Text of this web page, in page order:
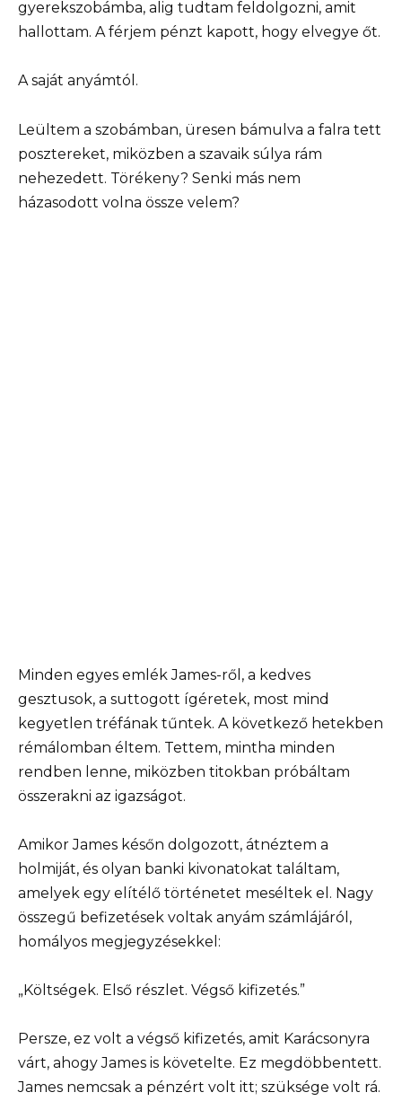
gyerekszobámba, alig tudtam feldolgozni, amit
hallottam. A férjem pénzt kapott, hogy elvegye őt.
A saját anyámtól.
Leültem a szobámban, üresen bámulva a falra tett
posztereket, miközben a szavaik súlya rám
nehezedett. Törékeny? Senki más nem
házasodott volna össze velem?
Minden egyes emlék James-ről, a kedves
gesztusok, a suttogott ígéretek, most mind
kegyetlen tréfának tűntek. A következő hetekben
rémálomban éltem. Tettem, mintha minden
rendben lenne, miközben titokban próbáltam
összerakni az igazságot.
Amikor James későn dolgozott, átnéztem a
holmiját, és olyan banki kivonatokat találtam,
amelyek egy elítélő történetet meséltek el. Nagy
összegű befizetések voltak anyám számlájáról,
homályos megjegyzésekkel:
„Költségek. Első részlet. Végső kifizetés.”
Persze, ez volt a végső kifizetés, amit Karácsonyra
várt, ahogy James is követelte. Ez megdöbbentett.
James nemcsak a pénzért volt itt; szüksége volt rá.